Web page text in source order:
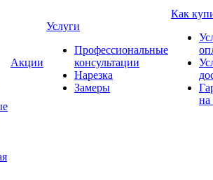
Акции
Услуги
Профессиональные
консультации
Нарезка
Замеры
Как
на